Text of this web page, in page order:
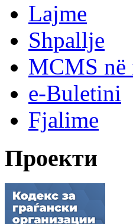
Lajme
Shpallje
MCMS në
e-Buletini
Fjalime
Проекти